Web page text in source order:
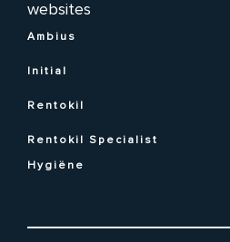
websites
Ambius
Initial
Rentokil
Rentokil Specialist
Hygiëne